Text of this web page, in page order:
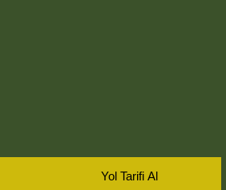
Yol Tarifi Al